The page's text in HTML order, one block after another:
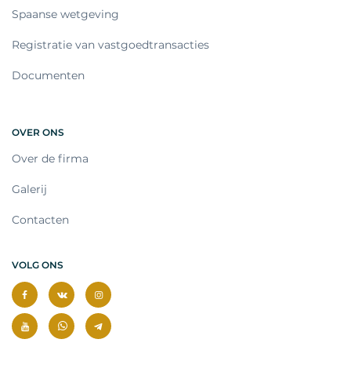
Spaanse wetgeving
Registratie van vastgoedtransacties
Documenten
OVER ONS
Over de firma
Galerij
Contacten
VOLG ONS